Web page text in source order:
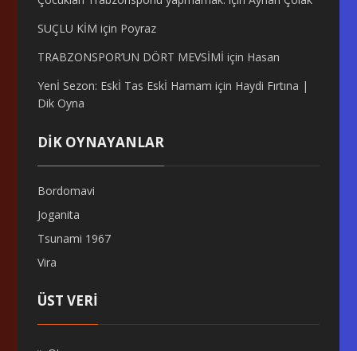
SUÇLU KİM için Poyraz
TRABZONSPOR’UN DÖRT MEVSİMİ için Hasan
Yenİ Sezon: Eskİ Tas Eskİ Hamam için Haydi Fırtına |
Dik Oyna
DİK OYNAYANLAR
Bordomavi
Joganita
Tsunami 1967
Vira
ÜST VERI